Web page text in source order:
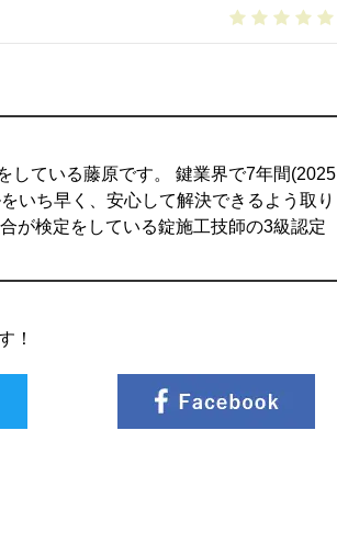
している藤原です。 鍵業界で7年間(2025
いち早く、安心して解決できるよう取り
が検定をしている錠施工技師の3級認定
！